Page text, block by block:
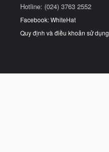
Hotline: (024) 3763 2552
Facebook: WhiteHat
Quy định và điều khoản sử dụng